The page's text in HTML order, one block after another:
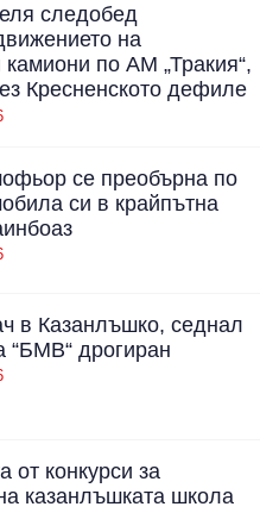
следобед
на
камиони по АМ „Тракия“,
Кресненското дефиле
се преобърна по
си в крайпътна
в Казанлъшко, седнал
“БМВ“ дрогиран
от конкурси за
казанлъшката школа